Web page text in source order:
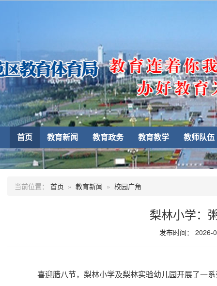
首页 教育新闻 教育政务 教育教学 教师队伍
当前位置： 首页 » 教育新闻 » 校园广角
梨林小学：
发布时间： 2026-
喜迎腊八节，梨林小学及梨林实验幼儿园开展了一